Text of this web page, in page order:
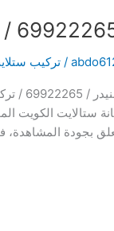
/ تركيب
قد
الكويت
بجودة المشاهدة،